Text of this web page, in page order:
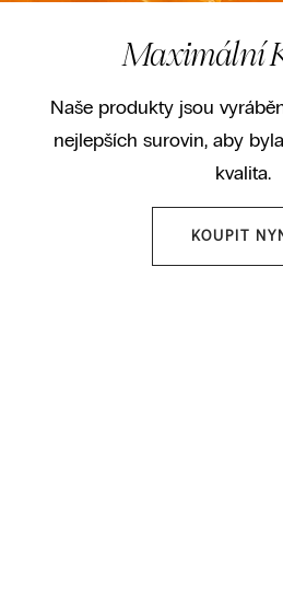
Maximální
Naše produkty jsou
nejlepších surovin, aby
kvalita.
KOUPIT